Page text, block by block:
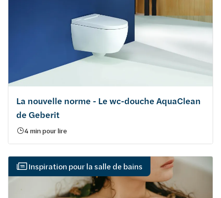
La nouvelle norme - Le wc-douche AquaClean
de Geberit
4 min pour lire
Inspiration pour la salle de bains